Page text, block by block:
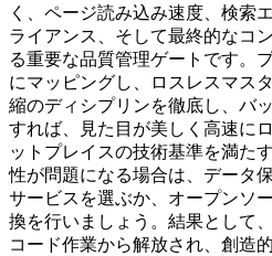
く、ページ読み込み速度、検索
ライアンス、そして最終的なコ
る重要な品質管理ゲートです。
にマッピングし、ロスレスマス
縮のディシプリンを徹底し、バ
すれば、見た目が美しく高速に
ットプレイスの技術基準を満た
性が問題になる場合は、データ
サービスを選ぶか、オープンソ
換を行いましょう。結果として
コード作業から解放され、創造